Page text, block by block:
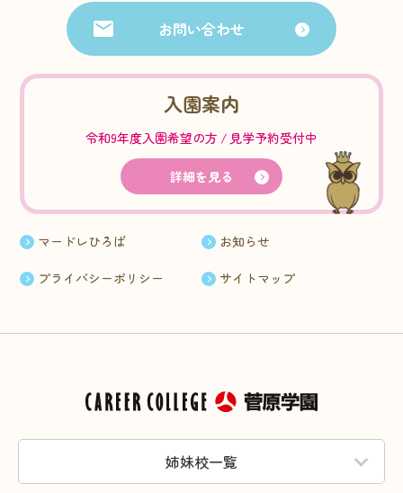
お問い合わせ
入園案内
令和9年度入園希望の方 見学予約受付中
詳細を見る
マードレひろば お知らせ
プライバシーポリシー サイトマップ
姉妹校一覧